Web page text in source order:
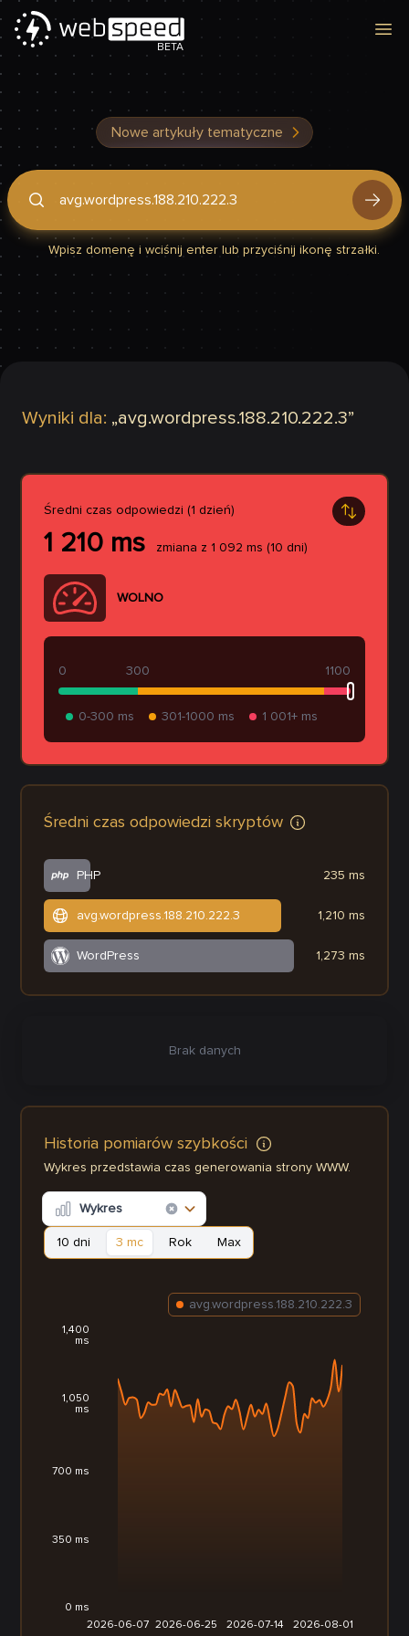
BETA
Nowe artykuły tematyczne
Podaj domenę, by sprawdzić, czy Twoja strona jest szybka
Wpisz domenę i wciśnij enter lub przyciśnij ikonę strzałki.
Wyniki dla: „avg.wordpress.188.210.222.3”
Średni czas odpowiedzi (1 dzień)
1 210 ms zmiana z 1 092 ms (10 dni)
WOLNO
300
0 1100
0-300 ms 301-1000 ms 1 001+ ms
Średni czas odpowiedzi skryptów
PHP
avg.wordpress.188.210.222.3
WordPress
235 ms
1,210 ms
1,273 ms
Brak danych
Historia pomiarów szybkości
Wykres przedstawia czas generowania strony WWW.
Wykres
10 dni 3 mc Rok Max
2026-06-07 2026-06-25 2026-07-14 2026-08-01
0 ms
350 ms
700 ms
1,050
ms
1,400
ms
avg.wordpress.188.210.222.3